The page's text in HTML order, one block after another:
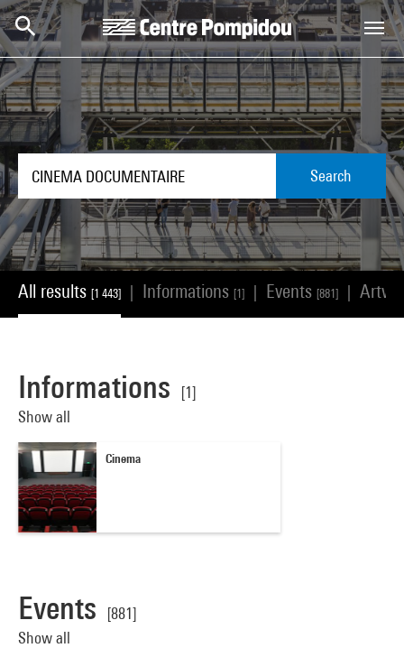
Skip to main content
Centre Pompidou
Search
All results [1 443] Informations [1] Events [881]
Informations
[1]
Show all
Cinema
Events
[881]
Show all